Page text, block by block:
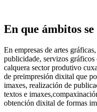
En que ámbitos
En empresas de artes
publicidade, servizos
calquera sector produtivo
de preimpresión dixital que
imaxes, realización de
textos e
obtención dixital de formas